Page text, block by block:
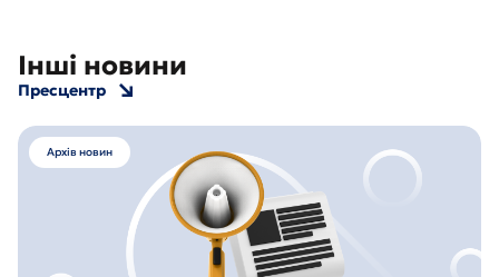
Інші новини
Пресцентр
Архів новин